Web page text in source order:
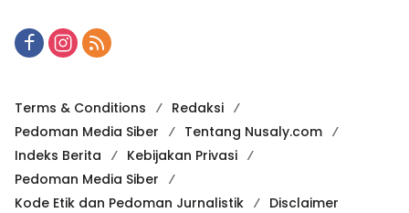
Terms & Conditions
Redaksi
Pedoman Media Siber
Tentang Nusaly.com
Indeks Berita
Kebijakan Privasi
Pedoman Media Siber
Kode Etik dan Pedoman Jurnalistik
Disclaimer